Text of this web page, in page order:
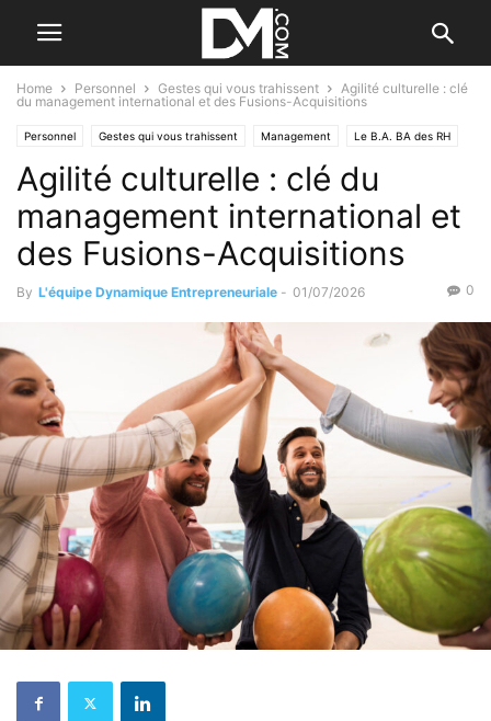
Home Personnel Gestes qui vous trahissent
Agilité culturelle : clé
du management international et des Fusions-Acquisitions
Personnel Gestes qui vous trahissent Management Le B.A. BA des RH
Agilité culturelle : clé du
management international et
des Fusions-Acquisitions
By L'équipe Dynamique Entrepreneuriale - 01/07/2026 0